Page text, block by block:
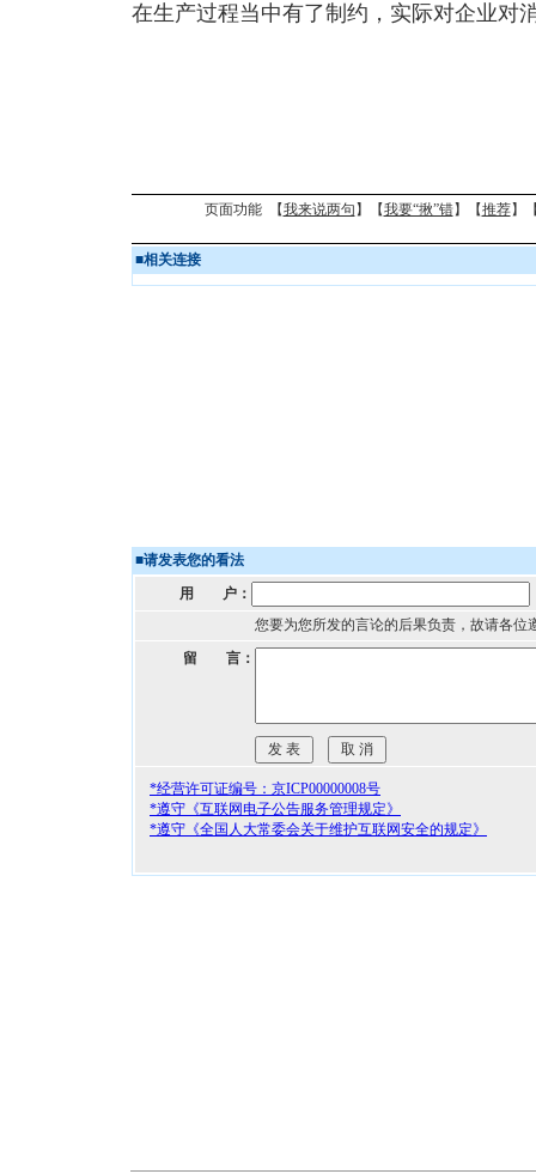
在生产过程当中有了制约，实际对企业对
页面功能 【我来说两句 】【我要“揪”错】【推荐】
■相关连接
■请发表您的看法
用 户：
您要为您所发的言论的后果负责，故请各位
留 言：
*经营许可证编号：京ICP00000008号
*遵守《互联网电子公告服务管理规定》
*遵守《全国人大常委会关于维护互联网安全的规定》